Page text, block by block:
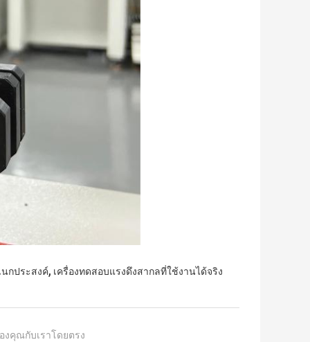
นกประสงค์, เครื่องทดสอบแรงดึงสากลที่ใช้งานได้จริง
งคุณกับเราโดยตรง